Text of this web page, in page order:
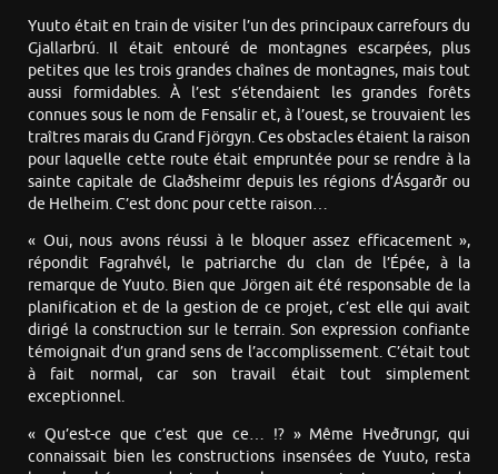
Yuuto était en train de visiter l’un des principaux carrefours du
Gjallarbrú. Il était entouré de montagnes escarpées, plus
petites que les trois grandes chaînes de montagnes, mais tout
aussi formidables. À l’est s’étendaient les grandes forêts
connues sous le nom de Fensalir et, à l’ouest, se trouvaient les
traîtres marais du Grand Fjörgyn. Ces obstacles étaient la raison
pour laquelle cette route était empruntée pour se rendre à la
sainte capitale de Glaðsheimr depuis les régions d’Ásgarðr ou
de Helheim. C’est donc pour cette raison…
« Oui, nous avons réussi à le bloquer assez efficacement »,
répondit Fagrahvél, le patriarche du clan de l’Épée, à la
remarque de Yuuto. Bien que Jörgen ait été responsable de la
planification et de la gestion de ce projet, c’est elle qui avait
dirigé la construction sur le terrain. Son expression confiante
témoignait d’un grand sens de l’accomplissement. C’était tout
à fait normal, car son travail était tout simplement
exceptionnel.
« Qu’est-ce que c’est que ce… !? » Même Hveðrungr, qui
connaissait bien les constructions insensées de Yuuto, resta